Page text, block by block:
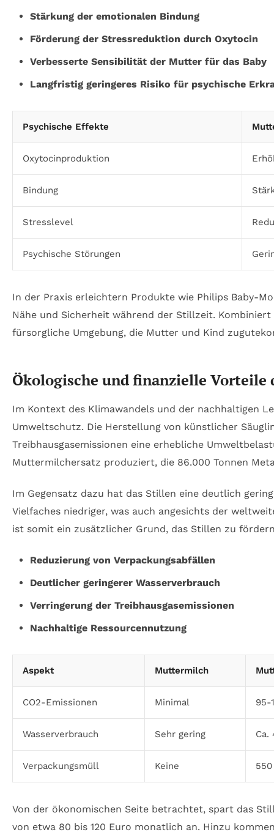
Stärkung der emotionalen Bindung
Förderung der Stressreduktion durch Oxytocin
Verbesserte Sensibilität der Mutter für das Baby
Langfristig geringeres Risiko für psychische
Psychische Effekte
Oxytocinproduktion
Bindung
Stresslevel
Psychische Störungen
In der Praxis erleichtern Produkte wie Philips Baby-
Nähe und Sicherheit während der Stillzeit.
fürsorgliche Umgebung, die Mutter und Kind
Ökologische und finanzielle Vorteile
Im Kontext des Klimawandels und der nachhaltigen
Umweltschutz. Die Herstellung von künstlicher
Treibhausgasemissionen eine erhebliche
Muttermilchersatz produziert, die 86.000 Tonnen
Im Gegensatz dazu hat das Stillen eine deutlich
Vielfaches niedriger, was auch angesichts der
ist somit ein zusätzlicher Grund, das Stillen zu
Reduzierung von Verpackungsabfällen
Deutlicher geringerer Wasserverbrauch
Verringerung der Treibhausgasemissionen
Nachhaltige Ressourcennutzung
Aspekt Muttermilch
CO2-Emissionen Minimal 95-
Wasserverbrauch Sehr gering Ca.
Verpackungsmüll Keine
Von der ökonomischen Seite betrachtet, spart das
von etwa 80 bis 120 Euro monatlich an. Hinzu